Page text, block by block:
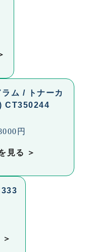
ム / トナーカ
CT350244
円
見る